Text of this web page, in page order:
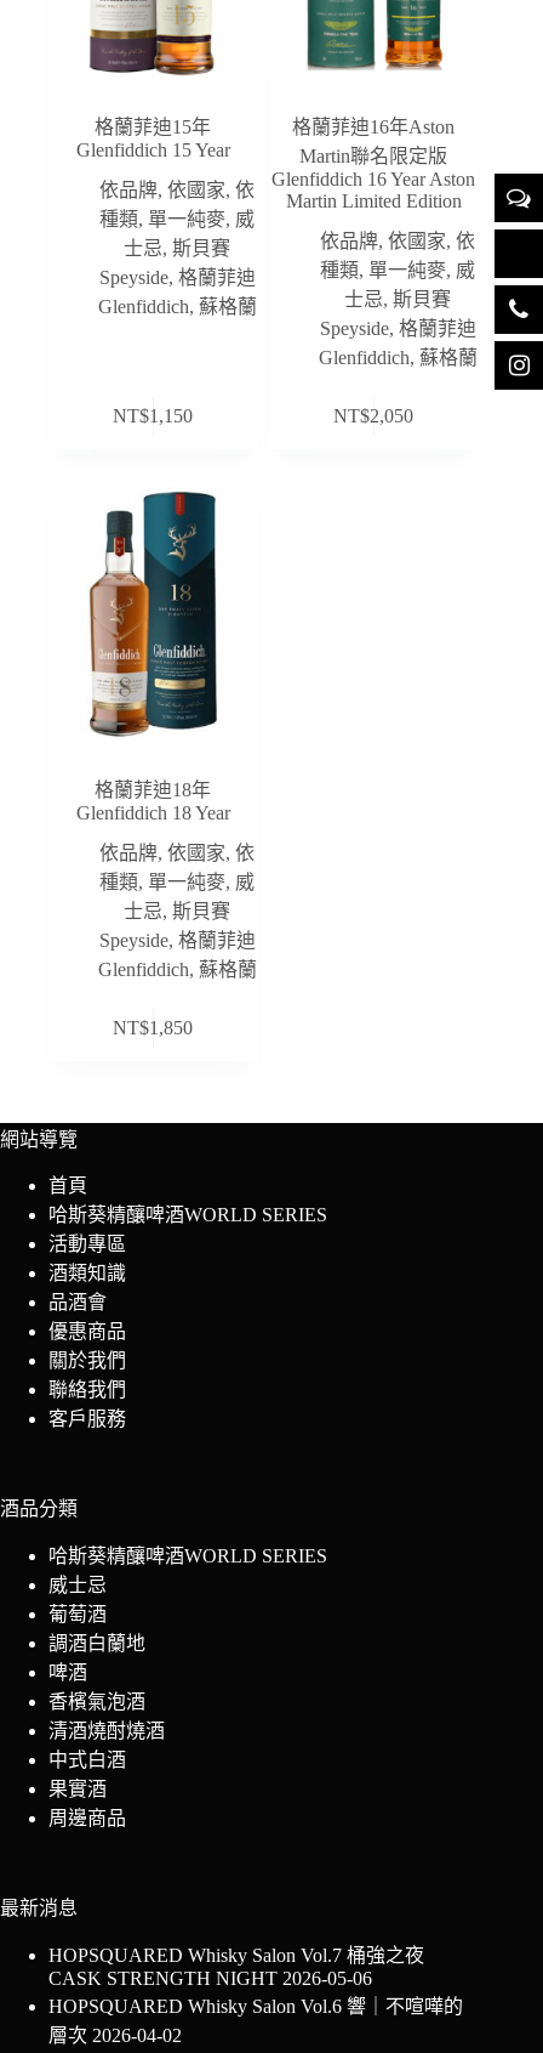
格蘭菲迪15年
Glenfiddich 15 Year
依品牌,依國家,依
種類, 單一純麥, 威
士忌,斯貝賽
Speyside, 格蘭菲迪
Glenfiddich, 蘇格蘭
NT$1,150
格蘭菲迪16年Aston
Martin聯名限定版
Glenfiddich 16 Year Aston
Martin Limited Edition
依品牌,依國家,依
種類, 單一純麥, 威
士忌,斯貝賽
Speyside, 格蘭菲迪
Glenfiddich, 蘇格蘭
NT$2,050
格蘭菲迪18年
Glenfiddich 18 Year
依品牌,依國家,依
種類, 單一純麥, 威
士忌,斯貝賽
Speyside, 格蘭菲迪
Glenfiddich, 蘇格蘭
NT$1,850
網站導覽
首頁
哈斯葵精釀啤酒WORLD SERIES
活動專區
酒類知識
品酒會
優惠商品
關於我們
聯絡我們
客戶服務
酒品分類
哈斯葵精釀啤酒WORLD SERIES
威士忌
葡萄酒
調酒白蘭地
啤酒
香檳氣泡酒
清酒燒酎燒酒
中式白酒
果實酒
周邊商品
最新消息
HOPSQUARED Whisky Salon Vol.7 桶強之夜
CASK STRENGTH NIGHT 2026-05-06
HOPSQUARED Whisky Salon Vol.6 響｜不喧嘩的
層次 2026-04-02